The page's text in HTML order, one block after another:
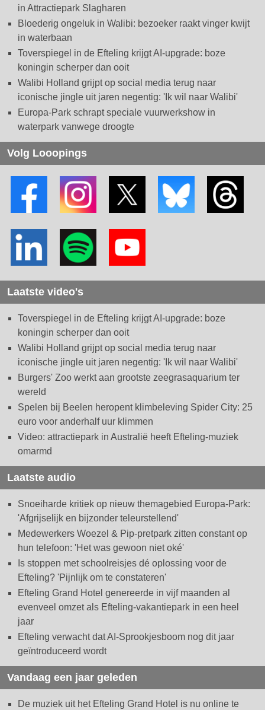
in Attractiepark Slagharen
Bloederig ongeluk in Walibi: bezoeker raakt vinger kwijt
in waterbaan
Toverspiegel in de Efteling krijgt AI-upgrade: boze
koningin scherper dan ooit
Walibi Holland grijpt op social media terug naar
iconische jingle uit jaren negentig: 'Ik wil naar Walibi'
Europa-Park schrapt speciale vuurwerkshow in
waterpark vanwege droogte
Volg Looopings
Laatste video's
Toverspiegel in de Efteling krijgt AI-upgrade: boze
koningin scherper dan ooit
Walibi Holland grijpt op social media terug naar
iconische jingle uit jaren negentig: 'Ik wil naar Walibi'
Burgers' Zoo werkt aan grootste zeegrasaquarium ter
wereld
Spelen bij Beelen heropent klimbeleving Spider City: 25
euro voor anderhalf uur klimmen
Video: attractiepark in Australië heeft Efteling-muziek
omarmd
Laatste audio
Snoeiharde kritiek op nieuw themagebied Europa-Park:
'Afgrijselijk en bijzonder teleurstellend'
Medewerkers Woezel & Pip-pretpark zitten constant op
hun telefoon: 'Het was gewoon niet oké'
Is stoppen met schoolreisjes dé oplossing voor de
Efteling? 'Pijnlijk om te constateren'
Efteling Grand Hotel genereerde in vijf maanden al
evenveel omzet als Efteling-vakantiepark in een heel
jaar
Efteling verwacht dat AI-Sprookjesboom nog dit jaar
geïntroduceerd wordt
Vandaag een jaar geleden
De muziek uit het Efteling Grand Hotel is nu online te